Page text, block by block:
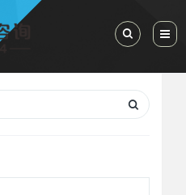
Toggle